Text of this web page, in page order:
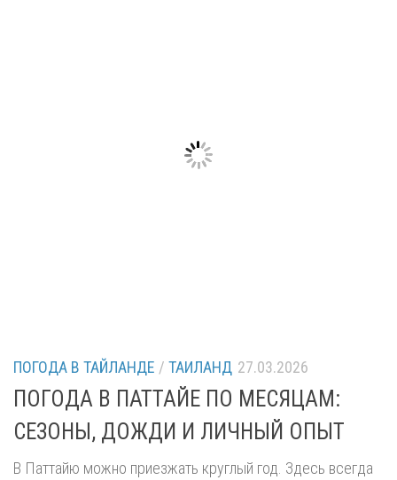
ПОГОДА В ТАЙЛАНДЕ / ТАИЛАНД 27.03.2026
ПОГОДА В ПАТТАЙЕ ПО МЕСЯЦАМ:
СЕЗОНЫ, ДОЖДИ И ЛИЧНЫЙ ОПЫТ
В Паттайю можно приезжать круглый год. Здесь всегда